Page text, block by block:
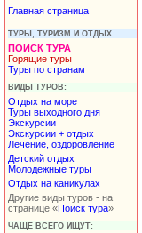
Главная страница
ТУРЫ, ТУРИЗМ И ОТДЫХ
ПОИСК ТУРА
Горящие туры
Туры по странам
ВИДЫ ТУРОВ:
Отдых на море
Туры выходного дня
Экскурсии
Экскурсии + отдых
Лечение, оздоровление
Детский отдых
Молодежные туры
Отдых на каникулах
Другие виды туров - на
странице «Поиск тура»
ЧАЩЕ ВСЕГО ИЩУТ: